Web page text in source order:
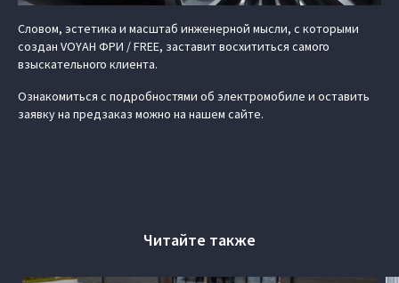
Словом, эстетика и масштаб инженерной мысли, с которыми
создан VOYAH ФРИ / FREE, заставит восхититься самого
взыскательного клиента.
Ознакомиться с подробностями об электромобиле и оставить
заявку на предзаказ можно на нашем сайте.
Читайте также